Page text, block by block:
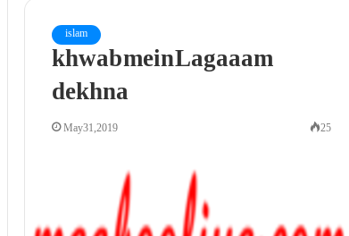
islam
khwab mein Lagaaam
dekhna
May 31, 2019 25